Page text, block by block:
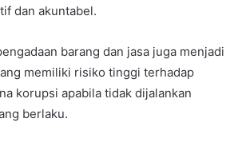
dan akuntabel.
barang dan jasa juga menjadi
memiliki risiko tinggi terhadap
korupsi apabila tidak dijalankan
berlaku.